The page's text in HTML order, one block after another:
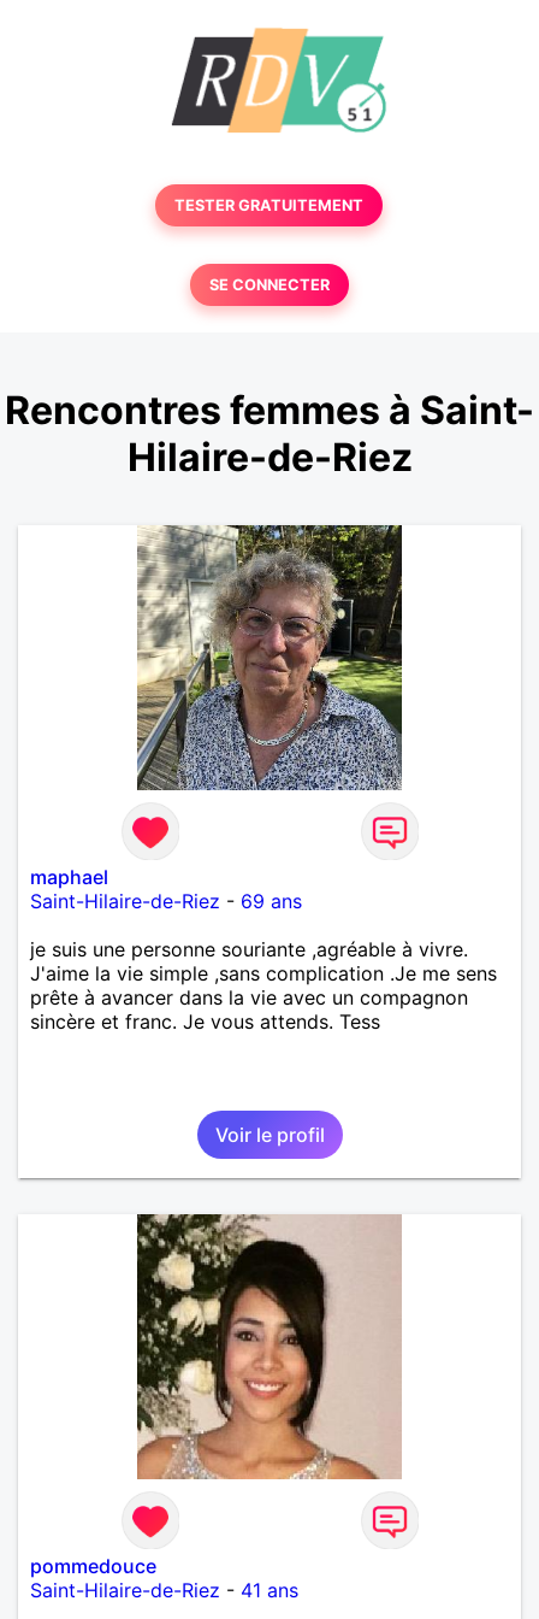
TESTER GRATUITEMENT
SE CONNECTER
Rencontres femmes à Saint-
Hilaire-de-Riez
maphael
Saint-Hilaire-de-Riez - 69 ans
je suis une personne souriante ,agréable à vivre.
J'aime la vie simple ,sans complication .Je me sens
prête à avancer dans la vie avec un compagnon
sincère et franc. Je vous attends. Tess
Voir le profil
pommedouce
Saint-Hilaire-de-Riez - 41 ans